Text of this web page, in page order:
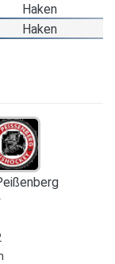
Haken
Haken